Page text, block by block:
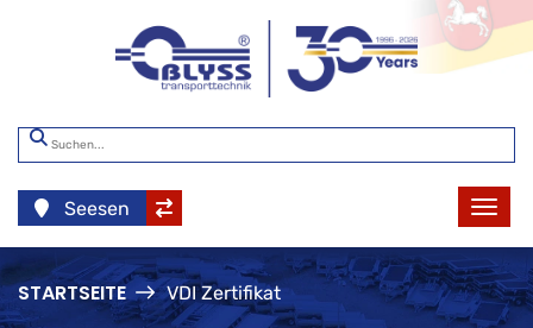
Seesen
STARTSEITE VDI Zertifikat